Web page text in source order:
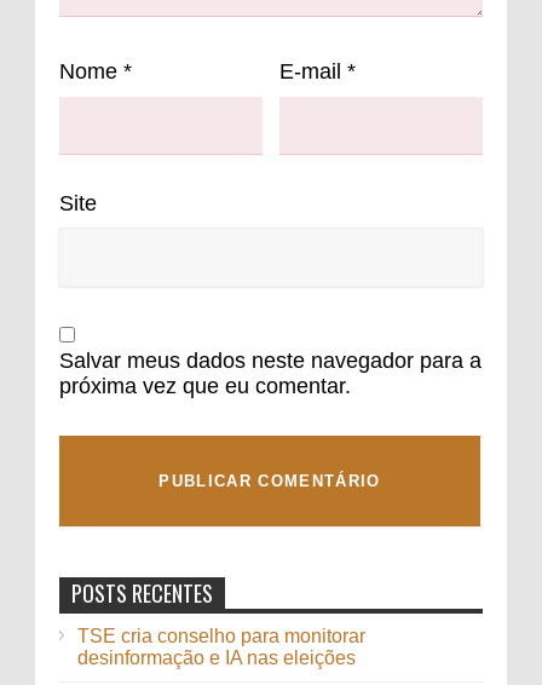
Nome * E-mail *
Site
Salvar meus dados neste navegador para a
próxima vez que eu comentar.
POSTS RECENTES
TSE cria conselho para monitorar
desinformação e IA nas eleições